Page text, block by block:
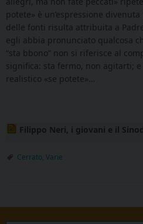
potete» è un’espressione
delle fonti risulta attribuita a
egli abbia pronunciato qualcosa
“sta bbono” non si riferisce al
significa: sta fermo, non agitarti; e
realistico «se potete»…
Filippo Neri, i giovani e il
Cerrato Varie